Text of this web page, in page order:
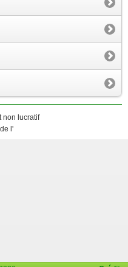
non lucratif
l'